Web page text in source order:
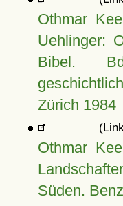
Othmar
Uehlinger:
Bibel.
Zürich 1984
Othmar
Süden.